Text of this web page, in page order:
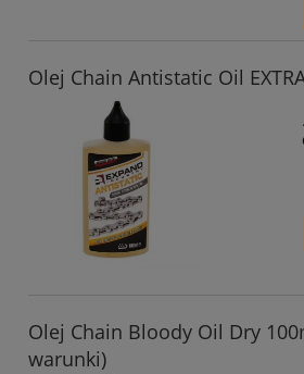
Olej Chain Antistatic Oil
Olej Chain Bloody Oil Dry
warunki)